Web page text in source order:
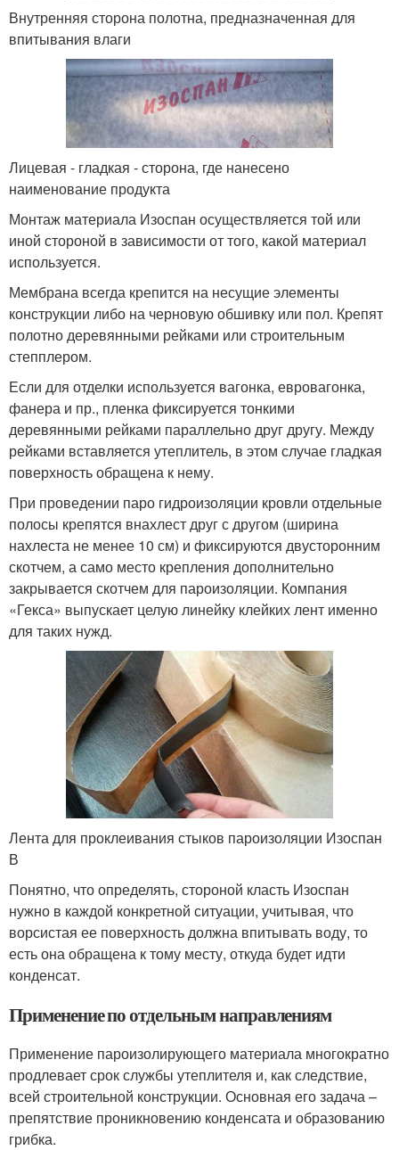
Внутренняя сторона полотна, предназначенная для
впитывания влаги
Лицевая - гладкая - сторона, где нанесено
наименование продукта
Монтаж материала Изоспан осуществляется той или
иной стороной в зависимости от того, какой материал
используется.
Мембрана всегда крепится на несущие элементы
конструкции либо на черновую обшивку или пол. Крепят
полотно деревянными рейками или строительным
степплером.
Если для отделки используется вагонка, евровагонка,
фанера и пр., пленка фиксируется тонкими
деревянными рейками параллельно друг другу. Между
рейками вставляется утеплитель, в этом случае гладкая
поверхность обращена к нему.
При проведении паро гидроизоляции кровли отдельные
полосы крепятся внахлест друг с другом (ширина
нахлеста не менее 10 см) и фиксируются двусторонним
скотчем, а само место крепления дополнительно
закрывается скотчем для пароизоляции. Компания
«Гекса» выпускает целую линейку клейких лент именно
для таких нужд.
Лента для проклеивания стыков пароизоляции Изоспан
В
Понятно, что определять, стороной класть Изоспан
нужно в каждой конкретной ситуации, учитывая, что
ворсистая ее поверхность должна впитывать воду, то
есть она обращена к тому месту, откуда будет идти
конденсат.
Применение по отдельным направлениям
Применение пароизолирующего материала многократно
продлевает срок службы утеплителя и, как следствие,
всей строительной конструкции. Основная его задача –
препятствие проникновению конденсата и образованию
грибка.